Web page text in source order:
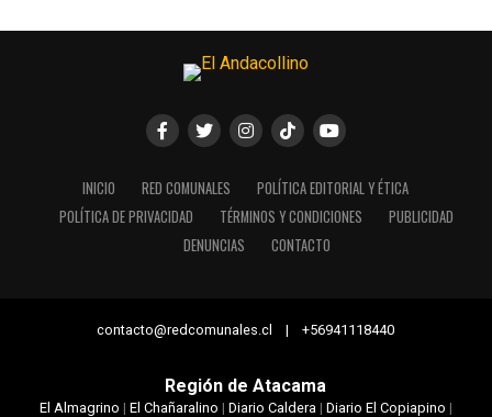
INICIO RED COMUNALES
POLÍTICA EDITORIAL Y ÉTICA
POLÍTICA DE PRIVACIDAD
TÉRMINOS Y CONDICIONES
PUBLICIDAD
DENUNCIAS
CONTACTO
contacto@redcomunales.cl | +56941118440
Región de Atacama
El Almagrino | El Chañaralino | Diario Caldera| Diario El Copiapino |